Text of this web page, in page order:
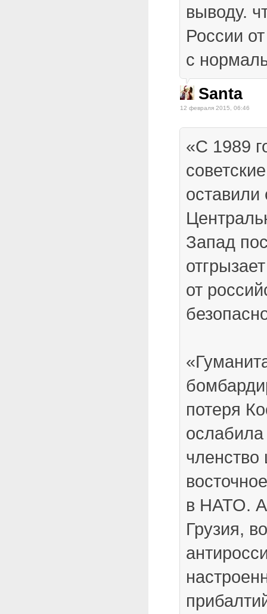
выводу.
России
с
Santa
12 февраля 2015, 06:46
«С 1989
оставили
Запад
от
потеря
членство
в НАТО.
Грузия,